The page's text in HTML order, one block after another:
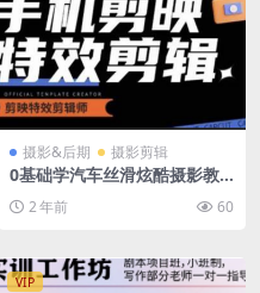
摄影&后期 摄影剪辑
0基础学汽车丝滑炫酷摄影教
2 年前 60
VIP